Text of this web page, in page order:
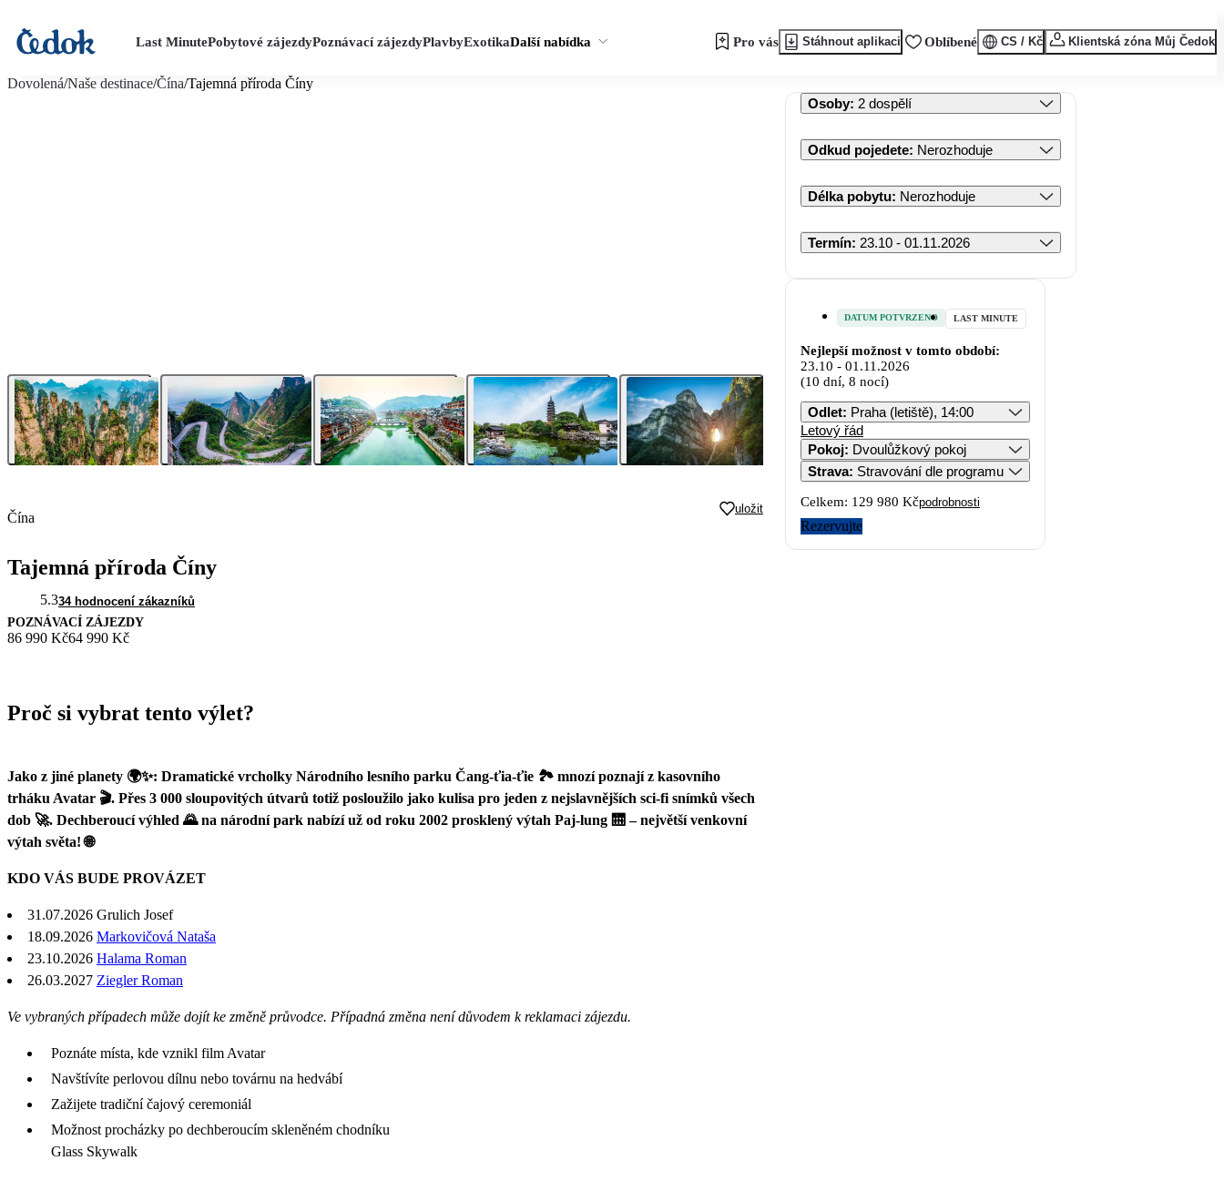
Last MinutePobytové zájezdyPoznávací zájezdyPlavbyExotikaDalší nabídka Pro vás Stáhnout aplikaci Oblíbené CS / Kč Klientská zóna Můj Čedok
Dovolená/Naše destinace/Čína/Tajemná příroda Číny
Čína
uložit
Tajemná příroda Číny
5.334 hodnocení zákazníků
POZNÁVACÍ ZÁJEZDY
86 990 Kč64 990 Kč
Proč si vybrat tento výlet?
Jako z jiné planety 🌍✨: Dramatické vrcholky Národního lesního parku Čang-ťia-ťie 🏞️ mnozí poznají z kasovního
trháku Avatar 🎬. Přes 3 000 sloupovitých útvarů totiž posloužilo jako kulisa pro jeden z nejslavnějších sci-fi snímků všech
dob 🚀. Dechberoucí výhled 🌄 na národní park nabízí už od roku 2002 prosklený výtah Paj-lung 🛗 – největší venkovní
výtah světa! 🌐
KDO VÁS BUDE PROVÁZET
31.07.2026 Grulich Josef
18.09.2026 Markovičová Nataša
23.10.2026 Halama Roman
26.03.2027 Ziegler Roman
Ve vybraných případech může dojít ke změně průvodce. Případná změna není důvodem k reklamaci zájezdu.
Poznáte místa, kde vznikl film Avatar
Navštívíte perlovou dílnu nebo továrnu na hedvábí
Zažijete tradiční čajový ceremoniál
Možnost procházky po dechberoucím skleněném chodníku
Glass Skywalk
Osoby: 2 dospělí
Odkud pojedete: Nerozhoduje
Délka pobytu: Nerozhoduje
Termín: 23.10 - 01.11.2026
DATUM POTVRZENO LAST MINUTE
Nejlepší možnost v tomto období:
23.10 - 01.11.2026
(10 dní, 8 nocí)
Odlet: Praha (letiště), 14:00
Letový řád
Pokoj: Dvoulůžkový pokoj
Strava: Stravování dle programu
Celkem: 129 980 Kčpodrobnosti
Rezervujte